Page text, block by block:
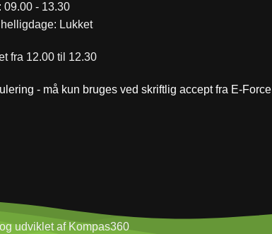
09.00 - 13.30
Lukket
fra 12.00 til 12.30
- må kun bruges ved skriftlig accept fra E-Force
udviklet af Kompas360